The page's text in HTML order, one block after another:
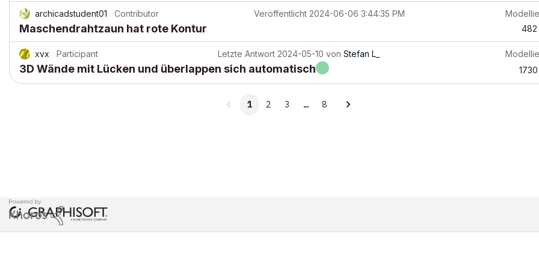
archicadstudent01 Contributor Veröffentlicht 2024-06-06 3:44:35 PM
Maschendrahtzaun hat rote Kontur 482
xvx Participant Letzte Antwort 2024-05-10 von Stefan L_
3D Wände mit Lücken und überlappen sich automatisch 1730
1 2 3 … 8